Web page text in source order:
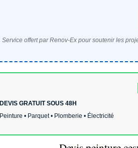
Service offert par Renov-Ex pour soutenir les
DEVIS GRATUIT SOUS 48H
Peinture • Parquet • Plomberie • Électricité